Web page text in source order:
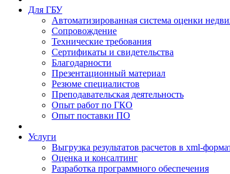
Для ГБУ
Автоматизированная система оценки
Сопровождение
Технические требования
Сертификаты и свидетельства
Благодарности
Презентационный материал
Резюме специалистов
Преподавательская деятельность
Опыт работ по ГКО
Опыт поставки ПО
Услуги
Выгрузка результатов расчетов в xml-
Оценка и консалтинг
Разработка программного обеспечения